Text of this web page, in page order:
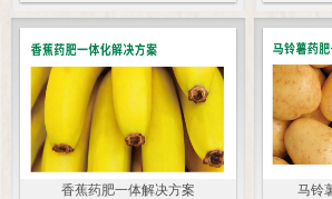
香蕉药肥一体解决方案 马铃